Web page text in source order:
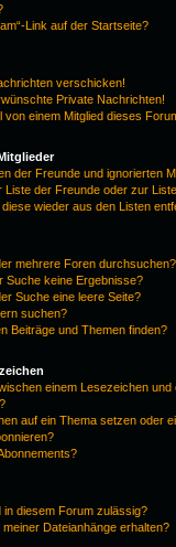
Link auf der Startseite?
verschicken!
Private Nachrichten!
von einem Mitglied dieses
der Freunde und ignorierten
Liste der Freunde oder zur
wieder aus den Listen
mehrere Foren durchsuchen?
Suche keine Ergebnisse?
Suche eine leere Seite?
suchen?
Beiträge und Themen finden?
einem Lesezeichen und
auf ein Thema setzen oder
in diesem Forum zulässig?
Dateianhänge erhalten?